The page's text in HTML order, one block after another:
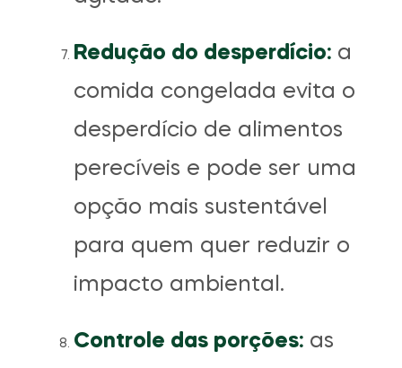
Redução do desperdício: a
comida congelada evita o
desperdício de alimentos
perecíveis e pode ser uma
opção mais sustentável
para quem quer reduzir o
impacto ambiental.
Controle das porções: as